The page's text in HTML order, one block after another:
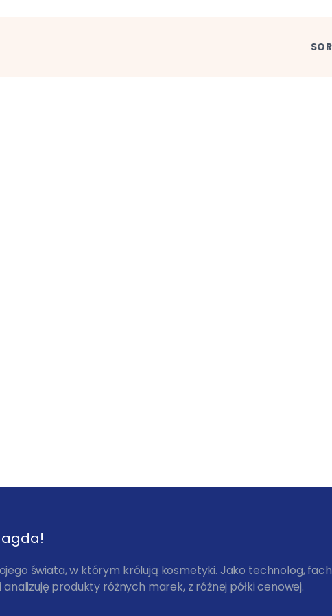
świata, w którym królują kosmetyki. Jako technolog,
produkty różnych marek, z różnej półki cenowej.